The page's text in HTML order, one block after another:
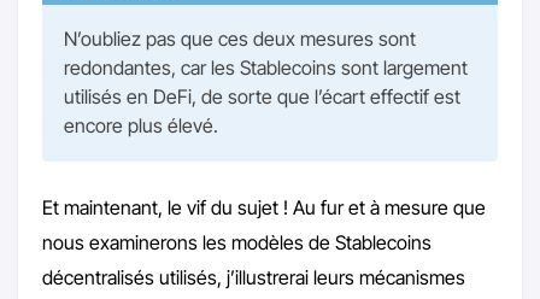
N’oubliez pas que ces deux mesures sont
redondantes, car les Stablecoins sont largement
utilisés en DeFi, de sorte que l’écart effectif est
encore plus élevé.
Et maintenant, le vif du sujet ! Au fur et à mesure que
nous examinerons les modèles de Stablecoins
décentralisés utilisés, j’illustrerai leurs mécanismes